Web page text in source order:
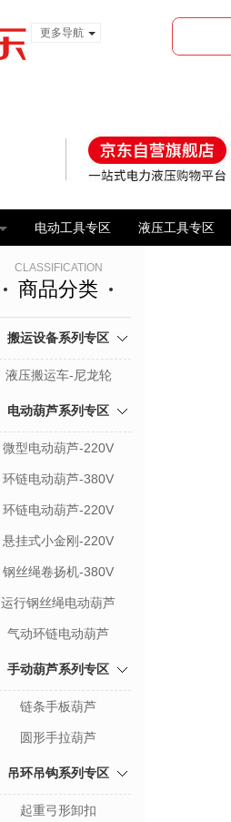
更多导航
电动工具专区 液压工具专区
CLASSIFICATION
商品分类
搬运设备系列专区
液压搬运车-尼龙轮
电动葫芦系列专区
微型电动葫芦-220V
环链电动葫芦-380V
环链电动葫芦-220V
悬挂式小金刚-220V
钢丝绳卷扬机-380V
运行钢丝绳电动葫芦
气动环链电动葫芦
手动葫芦系列专区
链条手板葫芦
圆形手拉葫芦
吊环吊钩系列专区
起重弓形卸扣